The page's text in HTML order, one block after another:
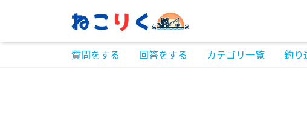
質問をする 回答をする カテゴリ一覧 釣り